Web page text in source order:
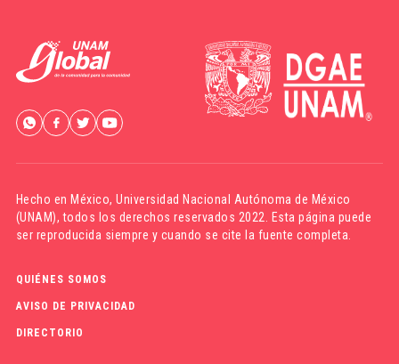
Hecho en México,Universidad Nacional Autónoma de México
(UNAM), todos los derechos reservados 2022. Esta página puede
ser reproducida siempre y cuando se cite la fuente completa.
QUIÉNES SOMOS
AVISO DE PRIVACIDAD
DIRECTORIO